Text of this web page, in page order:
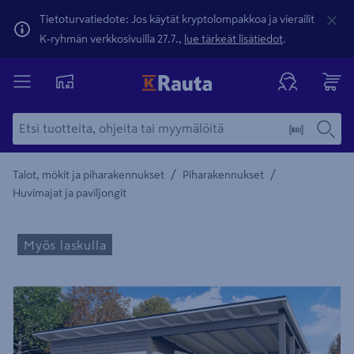
Tietoturvatiedote: Jos käytät kryptolompakkoa ja vierailit
K-ryhmän verkkosivuilla 27.7., lue tärkeät lisätiedot.
Talot, mökit ja piharakennukset / Piharakennukset /
Huvimajat ja paviljongit
Yksityiskohtainen kuvaus löytyy Tuotteen kuvaus -
Myös laskulla